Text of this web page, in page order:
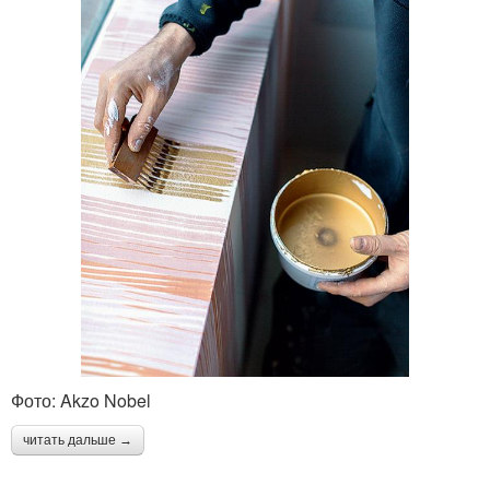
Фото: Akzo Nobel
читать дальше →